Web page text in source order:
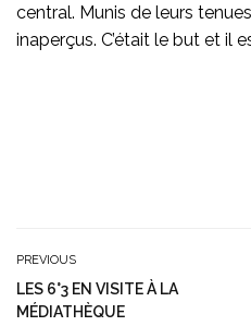
central. Munis de leurs
inaperçus. C’était le but et il
PREVIOUS
LES 6°3 EN VISITE À LA
MÉDIATHÈQUE